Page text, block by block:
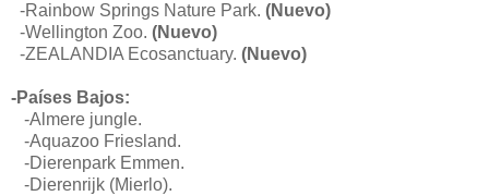
-Rainbow Springs Nature Park. (Nuevo)
-Wellington Zoo. (Nuevo)
-ZEALANDIA Ecosanctuary. (Nuevo)
-Países Bajos:
-Almere jungle.
-Aquazoo Friesland.
-Dierenpark Emmen.
-Dierenrijk (Mierlo).